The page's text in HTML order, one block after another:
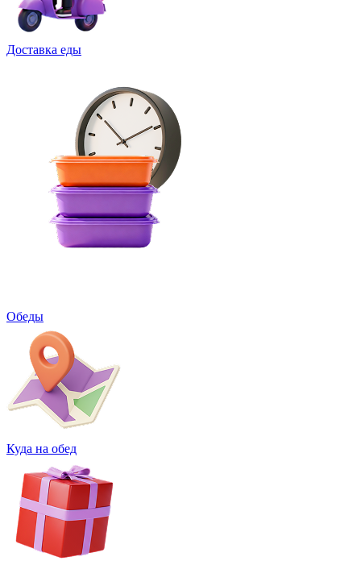
Доставка еды
Обеды
Куда на обед